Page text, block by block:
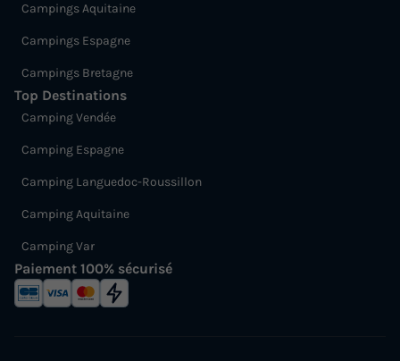
Campings Aquitaine
Campings Espagne
Campings Bretagne
Top Destinations
Camping Vendée
Camping Espagne
Camping Languedoc-Roussillon
Camping Aquitaine
Camping Var
Paiement 100% sécurisé